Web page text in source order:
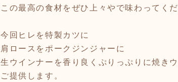
この最高の食材をぜひ上々やで味わってくだ
今回ヒレを特製カツに
肩ロースをポークジンジャーに
生ウインナーを香り良くぷりっぷりに焼き
ご提供します。